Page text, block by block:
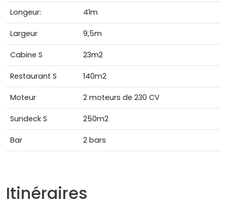
Longeur: 41m
Largeur 9,5m
Cabine S 23m2
Restaurant S 140m2
Moteur 2 moteurs de 230 CV
Sundeck S 250m2
Bar 2 bars
Itinéraires